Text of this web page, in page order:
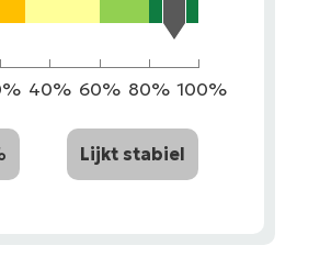
40% 60% 80% 100%
Lijkt stabiel